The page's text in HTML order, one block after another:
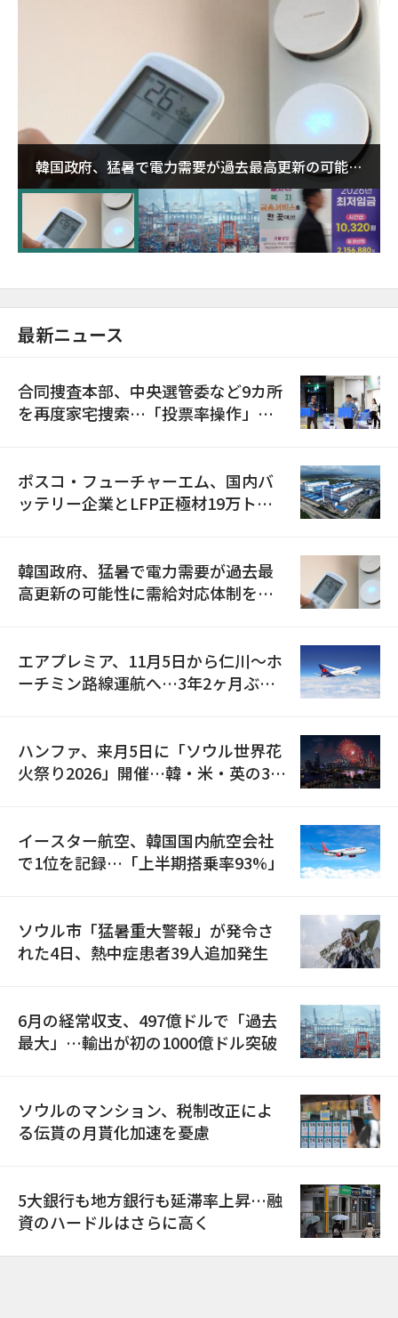
韓国政府、猛暑で電力需要が過去最高更新の可能性
に需給対応体制を点検
最新ニュース
合同捜査本部、中央選管委など9カ所
を再度家宅捜索…「投票率操作」の
ポスコ・フューチャーエム、国内バ
ッテリー企業とLFP正極材19万トン
韓国政府、猛暑で電力需要が過去最
高更新の可能性に需給対応体制を点
エアプレミア、11月5日から仁川〜ホ
ーチミン路線運航へ…3年2ヶ月ぶり
ハンファ、来月5日に「ソウル世界花
火祭り2026」開催…韓・米・英の3カ
イースター航空、韓国国内航空会社
で1位を記録…「上半期搭乗率93%」
ソウル市「猛暑重大警報」が発令さ
れた4日、熱中症患者39人追加発生
6月の経常収支、497億ドルで「過去
最大」…輸出が初の1000億ドル突破
ソウルのマンション、税制改正によ
る伝貰の月貰化加速を憂慮
5大銀行も地方銀行も延滞率上昇…融
資のハードルはさらに高く